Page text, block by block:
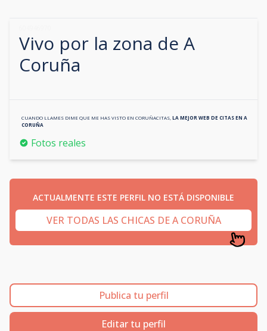
Vivo por la zona de A
Coruña
CUANDO LLAMES DIME QUE ME HAS VISTO EN CORUÑACITAS LA MEJOR WEB DE CITAS EN A
CORUÑA
Fotos reales
ACTUALMENTE ESTE PERFIL NO ESTÁ DISPONIBLE
VER TODAS LAS CHICAS DE A CORUÑA
Publica tu perfil
Editar tu perfil